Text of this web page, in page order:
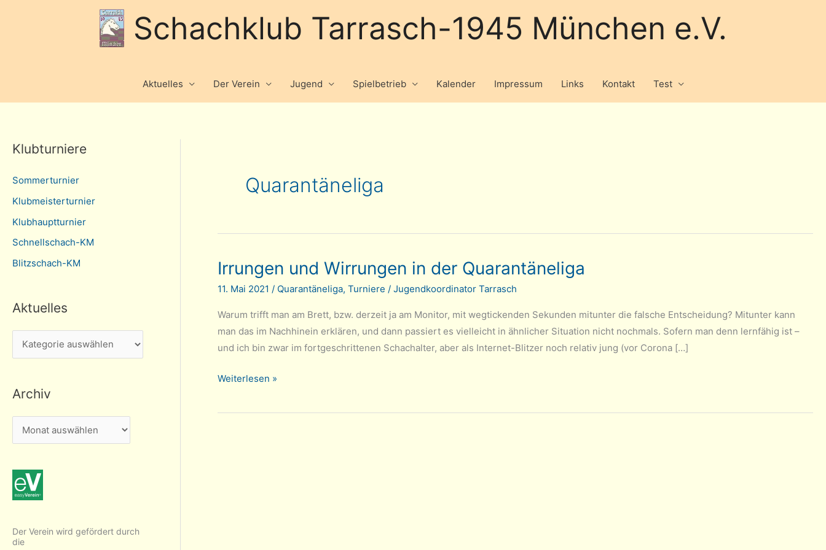
Schachklub Tarrasch-1945 München e.V.
Aktuelles Der Verein Jugend Spielbetrieb Kalender Impressum Links Kontakt Test
Klubturniere
Sommerturnier
Klubmeisterturnier
Klubhauptturnier
Schnellschach-KM
Blitzschach-KM
Aktuelles
k
u
e
s
Archiv
r
h
i
Der Verein wird gefördert durch
die
Quarantäneliga
Irrungen und Wirrungen in der Quarantäneliga
11. Mai 2021 / Quarantäneliga, Turniere / Jugendkoordinator Tarrasch
Warum trifft man am Brett, bzw. derzeit ja am Monitor, mit wegtickenden Sekunden mitunter die falsche Entscheidung? Mitunter kann
man das im Nachhinein erklären, und dann passiert es vielleicht in ähnlicher Situation nicht nochmals. Sofern man denn lernfähig ist –
und ich bin zwar im fortgeschrittenen Schachalter, aber als Internet-Blitzer noch relativ jung (vor Corona […]
Irrungen
Wirrungen
Weiterlesen »